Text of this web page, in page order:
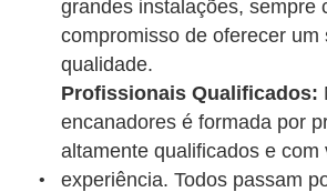
grandes instalações, sempre
compromisso de oferecer um
qualidade.
Profissionais Qualificados:
encanadores é formada por
altamente qualificados e com
experiência. Todos passam